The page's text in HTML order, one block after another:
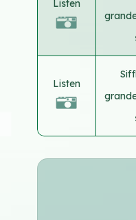
Listen
Listen